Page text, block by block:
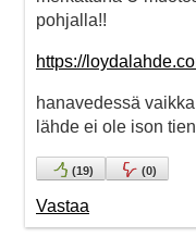
pohjalla!!
https://
hanavedessä
lähde ei ole ison
(19) (0)
Vastaa